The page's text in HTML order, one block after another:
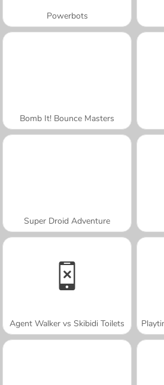
Powerbots
Bomb It! Bounce Masters
Super Droid Adventure
Agent Walker vs Skibidi Toilets